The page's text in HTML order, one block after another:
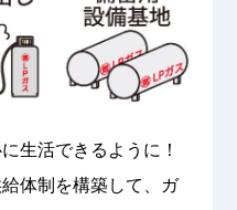
生活できるように！
体制を構築して、ガ